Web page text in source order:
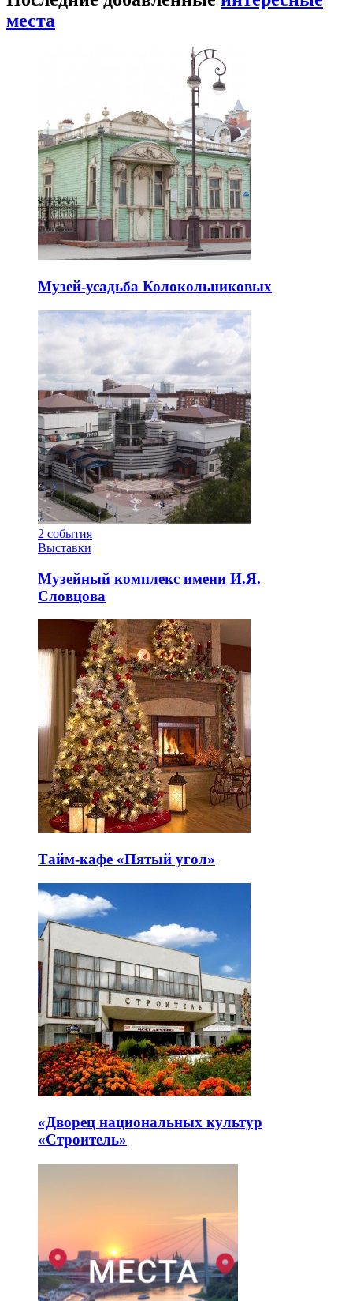
места
Музей-усадьба Колокольниковых
2 события
Выставки
Музейный комплекс имени И.Я.
Словцова
Тайм-кафе «Пятый угол»
«Дворец национальных культур
«Строитель»